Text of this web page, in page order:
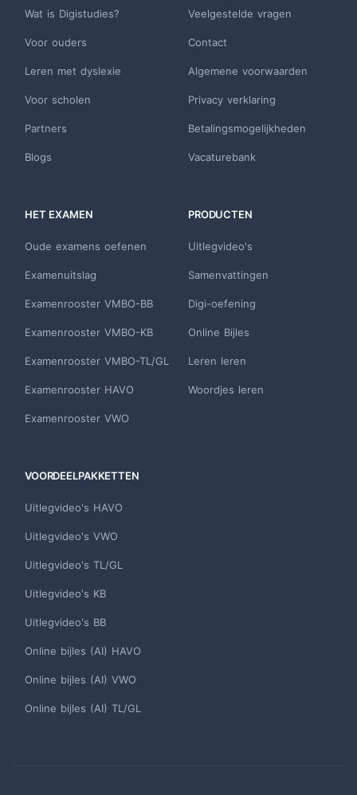
Wat is Digistudies?
Voor ouders
Leren met dyslexie
Voor scholen
Partners
Blogs
Veelgestelde vragen
Contact
Algemene voorwaarden
Privacy verklaring
Betalingsmogelijkheden
Vacaturebank
HET EXAMEN
Oude examens oefenen
Examenuitslag
Examenrooster VMBO-BB
Examenrooster VMBO-KB
Examenrooster VMBO-TL/GL
Examenrooster HAVO
Examenrooster VWO
PRODUCTEN
Uitlegvideo's
Samenvattingen
Digi-oefening
Online Bijles
Leren leren
Woordjes leren
VOORDEELPAKKETTEN
Uitlegvideo's HAVO
Uitlegvideo's VWO
Uitlegvideo's TL/GL
Uitlegvideo's KB
Uitlegvideo's BB
Online bijles (AI) HAVO
Online bijles (AI) VWO
Online bijles (AI) TL/GL